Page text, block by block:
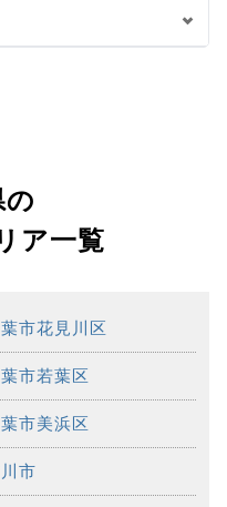
の
ア一覧
市花見川区
市若葉区
市美浜区
市